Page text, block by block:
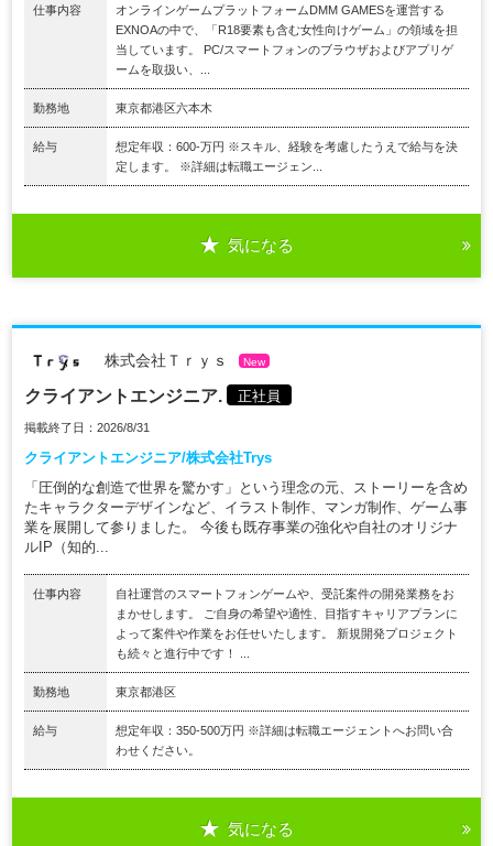
仕事内容
オンラインゲームプラットフォームDMM GAMESを運営する
EXNOAの中で、「R18要素も含む女性向けゲーム」の領域を担
当しています。 PC/スマートフォンのブラウザおよびアプリゲ
ームを取扱い、...
勤務地 東京都港区六本木
給与
想定年収：600-万円 ※スキル、経験を考慮したうえで給与を決
定します。 ※詳細は転職エージェン...
気になる
株式会社Ｔｒｙｓ New
クライアントエンジニア. 正社員
掲載終了日：2026/8/31
クライアントエンジニア/株式会社Trys
「圧倒的な創造で世界を驚かす」という理念の元、ストーリーを含め
たキャラクターデザインなど、イラスト制作、マンガ制作、ゲーム事
業を展開して参りました。 今後も既存事業の強化や自社のオリジナ
ルIP（知的...
仕事内容
自社運営のスマートフォンゲームや、受託案件の開発業務をお
まかせします。 ご自身の希望や適性、目指すキャリアプランに
よって案件や作業をお任せいたします。 新規開発プロジェクト
も続々と進行中です！ ...
勤務地 東京都港区
給与
想定年収：350-500万円 ※詳細は転職エージェントへお問い合
わせください。
気になる